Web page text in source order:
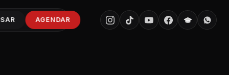
AGENDAR